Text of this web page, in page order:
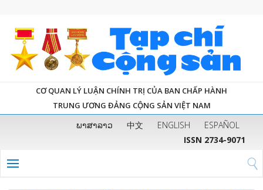
CƠ QUAN LÝ LUẬN CHÍNH TRỊ CỦA BAN CHẤP HÀNH
TRUNG ƯƠNG ĐẢNG CỘNG SẢN VIỆT NAM
ພາສາລາວ 中文 ENGLISH
ESPAÑOL
ISSN 2734-9071